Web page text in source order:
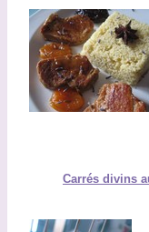
Carrés divins